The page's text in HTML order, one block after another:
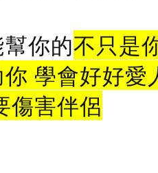
你的不只是
學會好好愛
傷害伴侶